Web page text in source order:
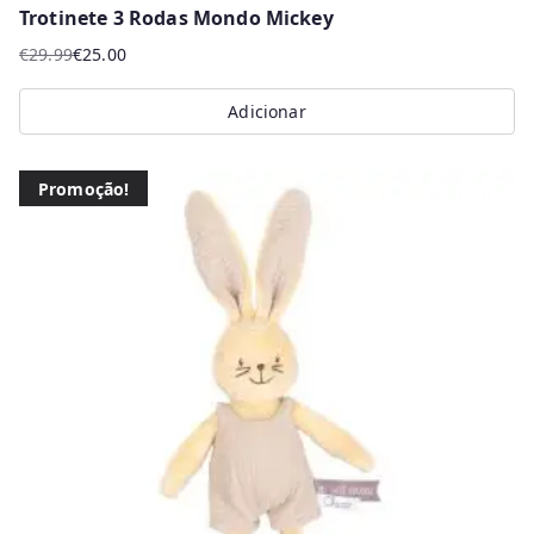
Trotinete 3 Rodas Mondo Mickey
€29.99
O
preço
original
€29.99.
€25.00
O
preço
atual
€25.00.
Adicionar
Promoção!